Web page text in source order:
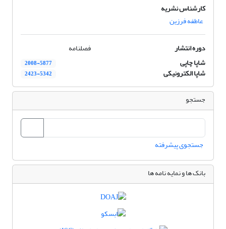
کارشناس نشریه
عاطفه فرزین
دوره انتشار
فصلنامه
شاپا چاپی
2008-5877
شاپا الکترونیکی 2423-5342
جستجو
جستجوی پیشرفته
بانک ها و نمایه نامه ها